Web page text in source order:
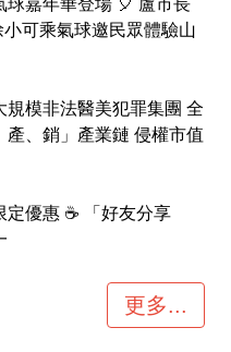
球嘉年華登場 🎈 盧市長
可乘氣球邀民眾體驗山
規模非法醫美犯罪集團 全
產、銷」產業鏈 侵權市值
定優惠 ☕ 「好友分享
更多...